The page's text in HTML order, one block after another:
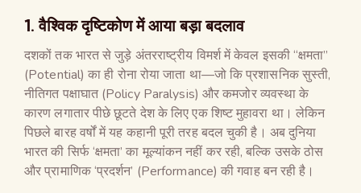
1. वैश्विक दृष्टिकोण में आया बड़ा बदलाव
दशकों तक भारत से जुड़े अंतरराष्ट्रीय विमर्श में केवल इसकी “क्षमता”
(Potential) का ही रोना रोया जाता था—जो कि प्रशासनिक सुस्ती,
नीतिगत पक्षाघात (Policy Paralysis) और कमजोर व्यवस्था के
कारण लगातार पीछे छूटते देश के लिए एक शिष्ट मुहावरा था। लेकिन
पिछले बारह वर्षों में यह कहानी पूरी तरह बदल चुकी है। अब दुनिया
भारत की सिर्फ ‘क्षमता’ का मूल्यांकन नहीं कर रही, बल्कि उसके ठोस
और प्रामाणिक ‘प्रदर्शन’ (Performance) की गवाह बन रही है।